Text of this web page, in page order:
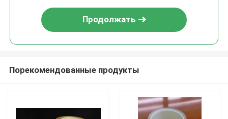
Продолжать
Порекомендованные продукты